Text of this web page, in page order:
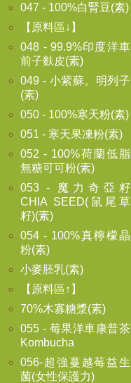
047 - 100%白腎豆(素)
【原料區↓】
048 - 99.9%印度洋車
前子麩皮(素)
049 - 小紫蘇。明列子
(素)
050 - 100%寒天粉(素)
051 - 寒天果凍粉(素)
052 - 100%荷蘭低脂
無糖可可粉(素)
053 - 魔力奇亞籽
CHIA SEED(鼠尾草
籽)(素)
054 - 100%真檸檬晶
粉(素)
小麥胚乳(素)
【原料區↑】
70%木寡糖漿(素)
055 - 莓果洋車康普茶
Kombucha
056-超強蔓越莓益生
菌(女性保護力)